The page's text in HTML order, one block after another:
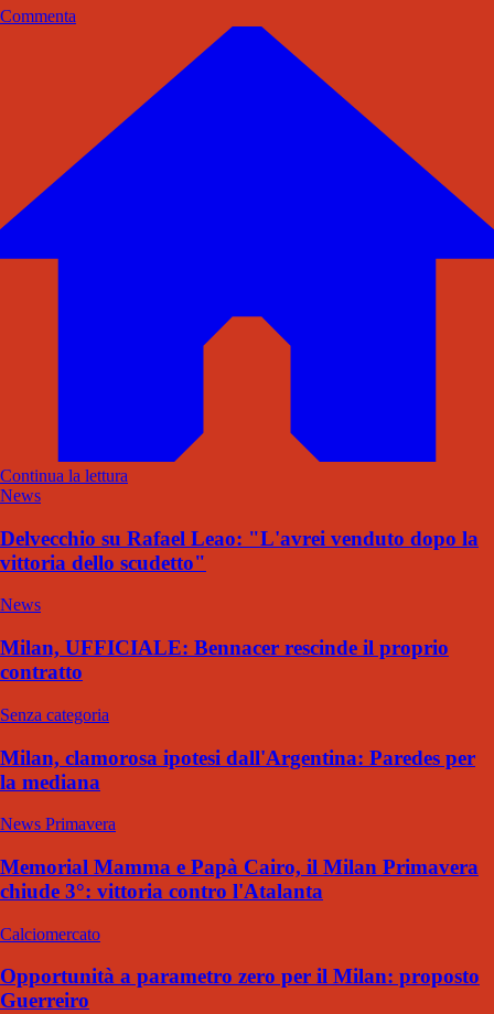
Commenta
Continua la lettura
News
Delvecchio su Rafael Leao: "L'avrei venduto dopo la
vittoria dello scudetto"
News
Milan, UFFICIALE: Bennacer rescinde il proprio
contratto
Senza categoria
Milan, clamorosa ipotesi dall'Argentina: Paredes per
la mediana
News Primavera
Memorial Mamma e Papà Cairo, il Milan Primavera
chiude 3°: vittoria contro l'Atalanta
Calciomercato
Opportunità a parametro zero per il Milan: proposto
Guerreiro